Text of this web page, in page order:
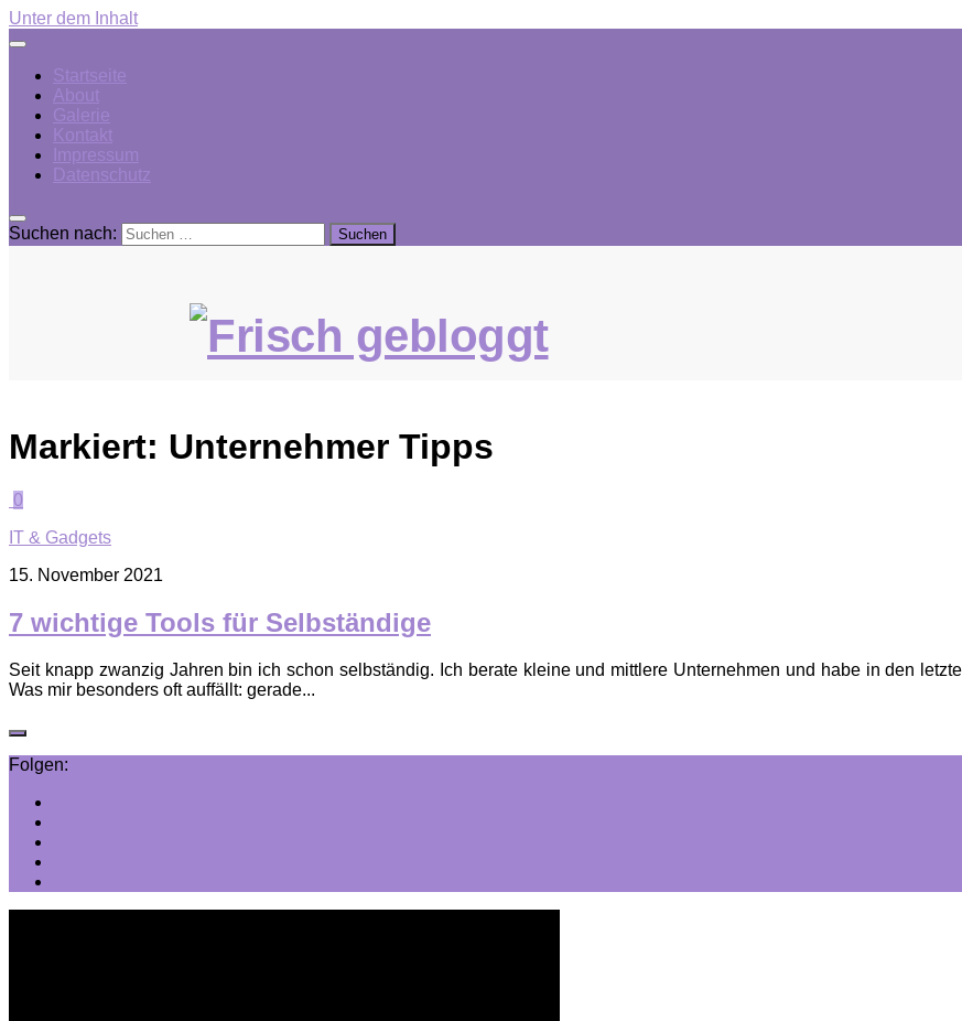
Unter dem Inhalt
Startseite
About
Galerie
Kontakt
Impressum
Datenschutz
Suchen nach:
Markiert: Unternehmer Tipps
0
IT & Gadgets
15. November 2021
7 wichtige Tools für Selbständige
Seit knapp zwanzig Jahren bin ich schon selbständig. Ich berate kleine und mittlere Unternehmen und habe in den
Was mir besonders oft auffällt: gerade...
Folgen: